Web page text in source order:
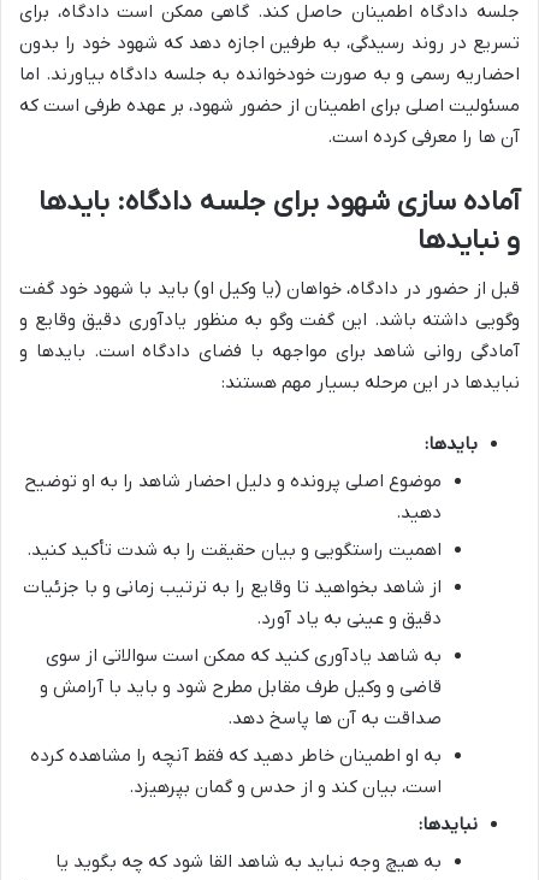
جلسه دادگاه اطمینان حاصل کند. گاهی ممکن است دادگاه، برای
تسریع در روند رسیدگی، به طرفین اجازه دهد که شهود خود را بدون
احضاریه رسمی و به صورت خودخوانده به جلسه دادگاه بیاورند. اما
مسئولیت اصلی برای اطمینان از حضور شهود، بر عهده طرفی است که
آن ها را معرفی کرده است.
آماده سازی شهود برای جلسه دادگاه: بایدها
و نبایدها
قبل از حضور در دادگاه، خواهان (یا وکیل او) باید با شهود خود گفت
وگویی داشته باشد. این گفت وگو به منظور یادآوری دقیق وقایع و
آمادگی روانی شاهد برای مواجهه با فضای دادگاه است. بایدها و
نبایدها در این مرحله بسیار مهم هستند:
بایدها:
موضوع اصلی پرونده و دلیل احضار شاهد را به او توضیح
دهید.
اهمیت راستگویی و بیان حقیقت را به شدت تأکید کنید.
از شاهد بخواهید تا وقایع را به ترتیب زمانی و با جزئیات
دقیق و عینی به یاد آورد.
به شاهد یادآوری کنید که ممکن است سوالاتی از سوی
قاضی و وکیل طرف مقابل مطرح شود و باید با آرامش و
صداقت به آن ها پاسخ دهد.
به او اطمینان خاطر دهید که فقط آنچه را مشاهده کرده
است، بیان کند و از حدس و گمان بپرهیزد.
نبایدها:
به هیچ وجه نباید به شاهد القا شود که چه بگوید یا